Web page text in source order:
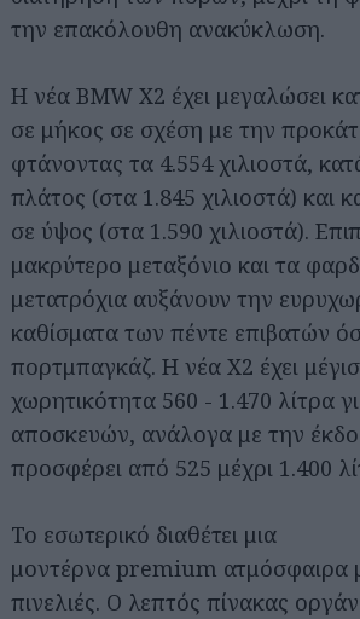
την επακόλουθη ανακύκλωση.
Η νέα BMW X2 έχει μεγαλώσει
σε μήκος σε σχέση με την
φτάνοντας τα 4.554 χιλιοστά,
πλάτος (στα 1.845 χιλιοστά) και
σε ύψος (στα 1.590 χιλιοστά).
μακρύτερο μεταξόνιο και τα
μετατρόχια αυξάνουν την
καθίσματα των πέντε επιβατών
πορτμπαγκάζ. Η νέα X2 έχει
χωρητικότητα 560 - 1.470 λίτρα
αποσκευών, ανάλογα με την
προσφέρει από 525 μέχρι 1.400
Το εσωτερικό διαθέτει μια
μοντέρνα premium ατμόσφαιρα
πινελιές. Ο λεπτός πίνακας